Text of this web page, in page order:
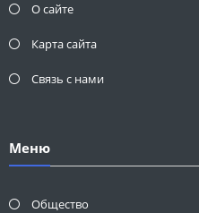
О сайте
Карта сайта
Связь с нами
Меню
Общество